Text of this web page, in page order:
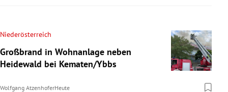
Niederösterreich
Großbrand in Wohnanlage neben
Heidewald bei Kematen/Ybbs
Wolfgang AtzenhoferHeute